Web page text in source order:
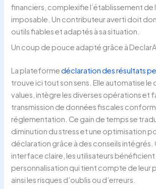
financiers, complexifie l’établissement de
imposable. Un contributeur averti doit
outils fiables et adaptés à sa situation.
Un coup de pouce adapté grâce à
La plateformedéclaration des résultats
trouve ici tout son sens. Elle automatise le
values, intègre les diverses opérations et
transmission de données fiscales
réglementation. Ce gain de temps se
diminution du stress et une optimisation
déclaration grâce à des conseils intégrés.
interface claire, les utilisateurs bénéficient
personnalisation qui tient compte de leur
ainsi les risques d’oublis ou d’erreurs.